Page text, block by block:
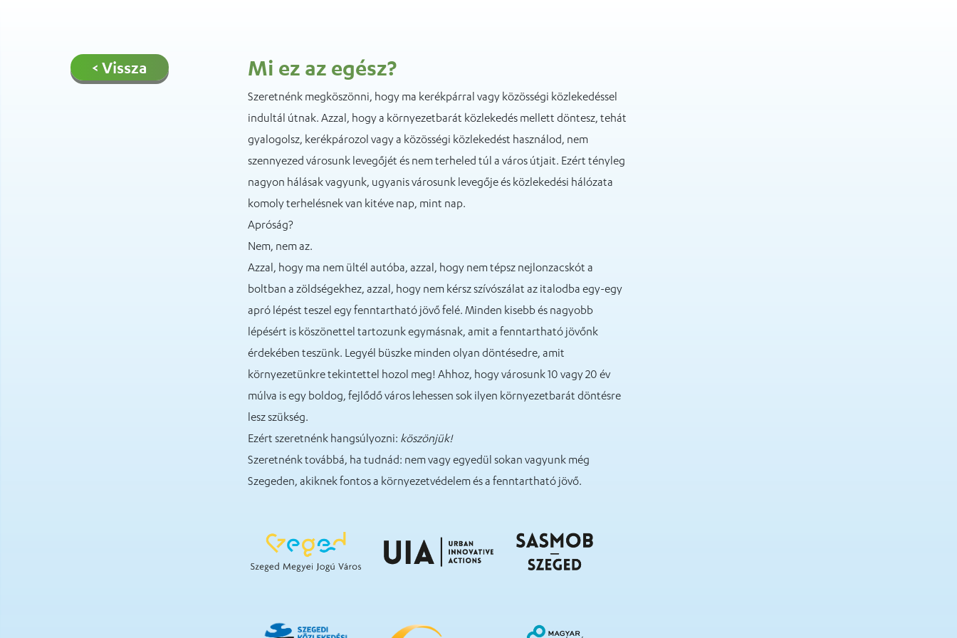
< Vissza Mi ez az egész?
Szeretnénk megköszönni, hogy ma kerékpárral vagy közösségi közlekedéssel
indultál útnak. Azzal, hogy a környezetbarát közlekedés mellett döntesz, tehát
gyalogolsz, kerékpározol vagy a közösségi közlekedést használod, nem
szennyezed városunk levegőjét és nem terheled túl a város útjait. Ezért tényleg
nagyon hálásak vagyunk, ugyanis városunk levegője és közlekedési hálózata
komoly terhelésnek van kitéve nap, mint nap.
Apróság?
Nem, nem az.
Azzal, hogy ma nem ültél autóba, azzal, hogy nem tépsz nejlonzacskót a
boltban a zöldségekhez, azzal, hogy nem kérsz szívószálat az italodba egy-egy
apró lépést teszel egy fenntartható jövő felé. Minden kisebb és nagyobb
lépésért is köszönettel tartozunk egymásnak, amit a fenntartható jövőnk
érdekében teszünk. Legyél büszke minden olyan döntésedre, amit
környezetünkre tekintettel hozol meg! Ahhoz, hogy városunk 10 vagy 20 év
múlva is egy boldog, fejlődő város lehessen sok ilyen környezetbarát döntésre
lesz szükség.
Ezért szeretnénk hangsúlyozni: köszönjük!
Szeretnénk továbbá, ha tudnád: nem vagy egyedül sokan vagyunk még
Szegeden, akiknek fontos a környezetvédelem és a fenntartható jövő.